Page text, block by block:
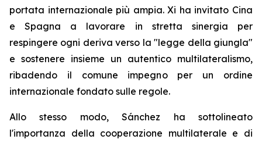
portata internazionale più ampia. Xi ha invitato Cina
e Spagna a lavorare in stretta sinergia per
respingere ogni deriva verso la "legge della giungla"
e sostenere insieme un autentico multilateralismo,
ribadendo il comune impegno per un ordine
internazionale fondato sulle regole.
Allo stesso modo, Sánchez ha sottolineato
l'importanza della cooperazione multilaterale e di